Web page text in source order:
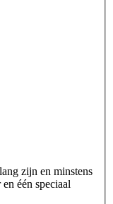
zijn en minstens
één speciaal